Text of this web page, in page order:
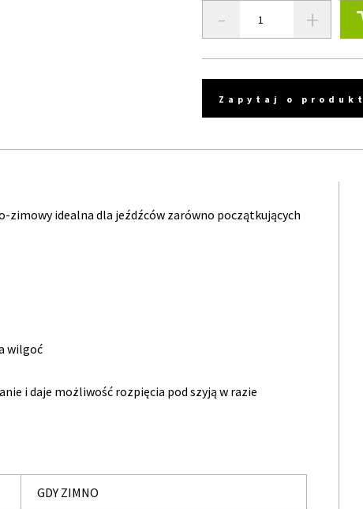
- +
Zapytaj o
zimowy idealna dla jeźdźców zarówno początkujących
wilgoć
i daje możliwość rozpięcia pod szyją w razie
GDY ZIMNO